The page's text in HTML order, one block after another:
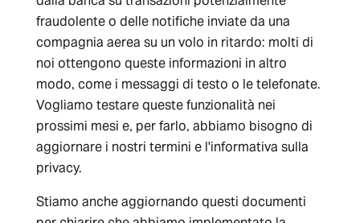
fraudolente o delle notifiche inviate da una
compagnia aerea su un volo in ritardo: molti di
noi ottengono queste informazioni in altro
modo, come i messaggi di testo o le telefonate.
Vogliamo testare queste funzionalità nei
prossimi mesi e, per farlo, abbiamo bisogno di
aggiornare i nostri termini e l'informativa sulla
privacy.
Stiamo anche aggiornando questi documenti